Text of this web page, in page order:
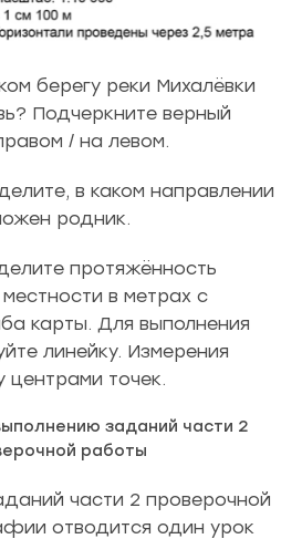
берегу реки Михалёвки
Подчеркните верный
/ на левом.
в каком направлении
родник.
протяжённость
в метрах с
карты. Для выполнения
линейку. Измерения
точек.
заданий части 2
работы
части 2 проверочной
отводится один урок